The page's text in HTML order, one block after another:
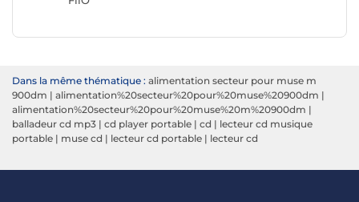
Dans la même thématique : alimentation secteur pour muse m
900dm | alimentation%20secteur%20pour%20muse%20900dm |
alimentation%20secteur%20pour%20muse%20m%20900dm |
balladeur cd mp3 | cd player portable | cd | lecteur cd musique
portable | muse cd | lecteur cd portable | lecteur cd